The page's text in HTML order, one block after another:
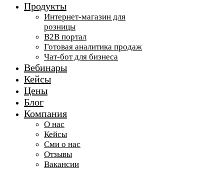
Продукты
Интернет-магазин для
розницы
B2B портал
Готовая аналитика продаж
Чат-бот для бизнеса
Вебинары
Кейсы
Цены
Блог
Компания
О нас
Кейсы
Сми о нас
Отзывы
Вакансии